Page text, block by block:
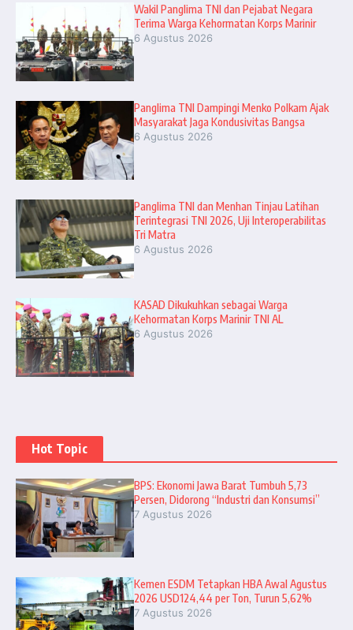
Wakil Panglima TNI dan Pejabat Negara
Terima Warga Kehormatan Korps Marinir
6 Agustus 2026
Panglima TNI Dampingi Menko Polkam Ajak
Masyarakat Jaga Kondusivitas Bangsa
6 Agustus 2026
Panglima TNI dan Menhan Tinjau Latihan
Terintegrasi TNI 2026, Uji Interoperabilitas
Tri Matra
6 Agustus 2026
KASAD Dikukuhkan sebagai Warga
Kehormatan Korps Marinir TNI AL
6 Agustus 2026
Hot Topic
BPS: Ekonomi Jawa Barat Tumbuh 5,73
Persen, Didorong “Industri dan Konsumsi”
7 Agustus 2026
Kemen ESDM Tetapkan HBA Awal Agustus
2026 USD124,44 per Ton, Turun 5,62%
7 Agustus 2026